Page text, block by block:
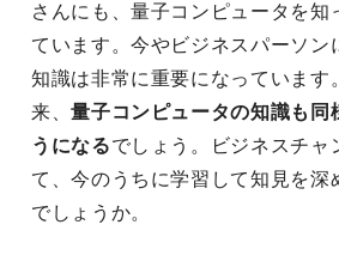
さんにも、量子コンピュータを知
ています。今やビジネスパーソン
知識は非常に重要になっています
来、量子コンピュータの知識も同
うになるでしょう。ビジネスチャ
て、今のうちに学習して知見を深
でしょうか。